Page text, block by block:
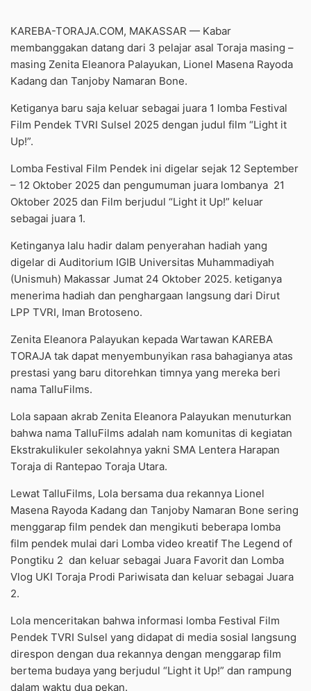
KAREBA-TORAJA.COM, MAKASSAR — Kabar
membanggakan datang dari 3 pelajar asal Toraja masing –
masing Zenita Eleanora Palayukan, Lionel Masena Rayoda
Kadang dan Tanjoby Namaran Bone.
Ketiganya baru saja keluar sebagai juara 1 lomba Festival
Film Pendek TVRI Sulsel 2025 dengan judul film “Light it
Up!”.
Lomba Festival Film Pendek ini digelar sejak 12 September
– 12 Oktober 2025 dan pengumuman juara lombanya 21
Oktober 2025 dan Film berjudul “Light it Up!” keluar
sebagai juara 1.
Ketinganya lalu hadir dalam penyerahan hadiah yang
digelar di Auditorium IGIB Universitas Muhammadiyah
(Unismuh) Makassar Jumat 24 Oktober 2025. ketiganya
menerima hadiah dan penghargaan langsung dari Dirut
LPP TVRI, Iman Brotoseno.
Zenita Eleanora Palayukan kepada Wartawan KAREBA
TORAJA tak dapat menyembunyikan rasa bahagianya atas
prestasi yang baru ditorehkan timnya yang mereka beri
nama TalluFilms.
Lola sapaan akrab Zenita Eleanora Palayukan menuturkan
bahwa nama TalluFilms adalah nam komunitas di kegiatan
Ekstrakulikuler sekolahnya yakni SMA Lentera Harapan
Toraja di Rantepao Toraja Utara.
Lewat TalluFilms, Lola bersama dua rekannya Lionel
Masena Rayoda Kadang dan Tanjoby Namaran Bone sering
menggarap film pendek dan mengikuti beberapa lomba
film pendek mulai dari Lomba video kreatif The Legend of
Pongtiku 2 dan keluar sebagai Juara Favorit dan Lomba
Vlog UKI Toraja Prodi Pariwisata dan keluar sebagai Juara
2.
Lola menceritakan bahwa informasi lomba Festival Film
Pendek TVRI Sulsel yang didapat di media sosial langsung
direspon dengan dua rekannya dengan menggarap film
bertema budaya yang berjudul “Light it Up!” dan rampung
dalam waktu dua pekan.